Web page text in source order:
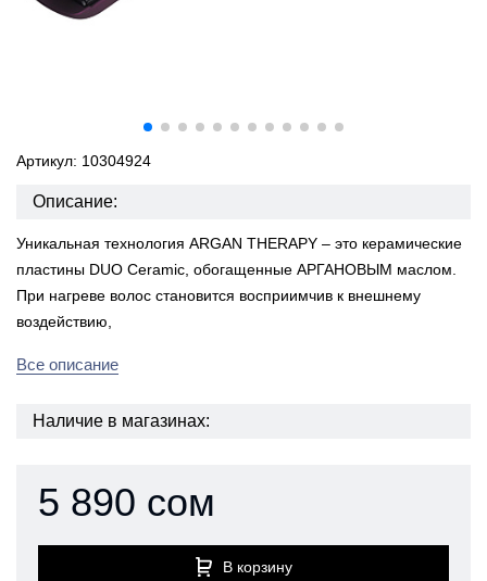
Артикул: 10304924
Описание:
Уникальная технология ARGAN THERAPY – это керамические
пластины DUO Ceramic, обогащенные АРГАНОВЫМ маслом.
При нагреве волос становится восприимчив к внешнему
воздействию,
Все описание
Наличие в магазинах:
5 890 сом
В корзину